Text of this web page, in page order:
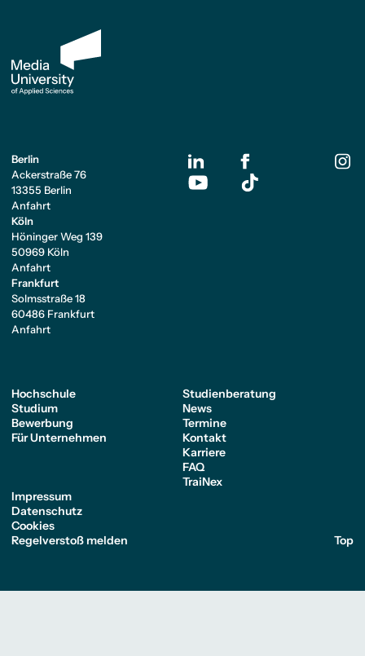
Berlin
Ackerstraße 76
13355 Berlin
Anfahrt
Köln
Höninger Weg 139
50969 Köln
Anfahrt
Frankfurt
Solmsstraße 18
60486 Frankfurt
Anfahrt
Hochschule
Studium
Bewerbung
Für Unternehmen
Studienberatung
News
Termine
Kontakt
Karriere
FAQ
TraiNex
Impressum
Datenschutz
Cookies
Regelverstoß melden
Top